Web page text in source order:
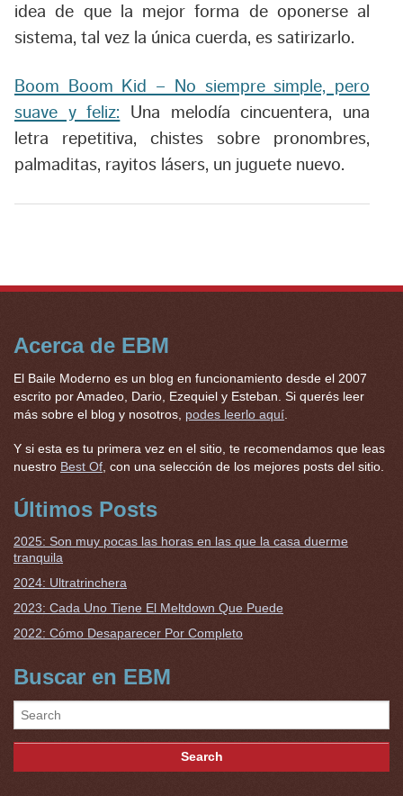
idea de que la mejor forma de oponerse al
sistema, tal vez la única cuerda, es satirizarlo.
Boom Boom Kid – No siempre simple, pero
suave y feliz: Una melodía cincuentera, una
letra repetitiva, chistes sobre pronombres,
palmaditas, rayitos lásers, un juguete nuevo.
Acerca de EBM
El Baile Moderno es un blog en funcionamiento desde el 2007
escrito por Amadeo, Dario, Ezequiel y Esteban. Si querés leer
más sobre el blog y nosotros, podes leerlo aquí.
Y si esta es tu primera vez en el sitio, te recomendamos que leas
nuestro Best Of, con una selección de los mejores posts del sitio.
Últimos Posts
2025: Son muy pocas las horas en las que la casa duerme
tranquila
2024: Ultratrinchera
2023: Cada Uno Tiene El Meltdown Que Puede
2022: Cómo Desaparecer Por Completo
Buscar en EBM